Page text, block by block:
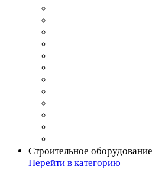
Строительное оборудование
Перейти в категорию